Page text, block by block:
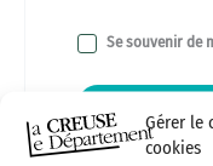
Gérer le
cookies
Se souvenir de